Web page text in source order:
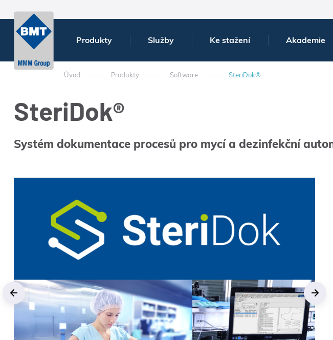
Produkty Služby Ke stažení Akademie
Úvod Produkty Software SteriDok®
SteriDok®
Systém dokumentace procesů pro mycí a dezinfekční
Previous Next